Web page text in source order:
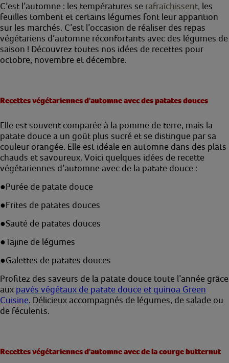
C’est l’automne : les températures se rafraîchissent, les
feuilles tombent et certains légumes font leur apparition
sur les marchés. C’est l’occasion de réaliser des repas
végétariens d’automne réconfortants avec des légumes de
saison ! Découvrez toutes nos idées de recettes pour
octobre, novembre et décembre.
Recettes végétariennes d'automne avec des patates douces
Elle est souvent comparée à la pomme de terre, mais la
patate douce a un goût plus sucré et se distingue par sa
couleur orangée. Elle est idéale en automne dans des plats
chauds et savoureux. Voici quelques idées de recette
végétariennes d’automne avec de la patate douce :
●Purée de patate douce
●Frites de patates douces
●Sauté de patates douces
●Tajine de légumes
●Galettes de patates douces
Profitez des saveurs de la patate douce toute l’année grâce
aux pavés végétaux de patate douce et quinoa Green
Cuisine. Délicieux accompagnés de légumes, de salade ou
de féculents.
Recettes végétariennes d'automne avec de la courge butternut